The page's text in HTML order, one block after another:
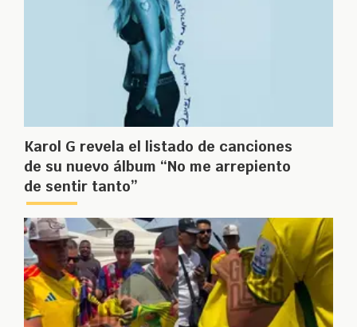
Karol G revela el listado de canciones
de su nuevo álbum “No me arrepiento
de sentir tanto”